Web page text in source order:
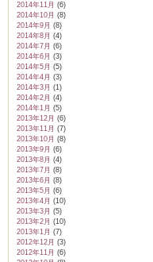
2014年11月 (6)
2014年10月 (8)
2014年9月 (8)
2014年8月 (4)
2014年7月 (6)
2014年6月 (3)
2014年5月 (5)
2014年4月 (3)
2014年3月 (1)
2014年2月 (4)
2014年1月 (5)
2013年12月 (6)
2013年11月 (7)
2013年10月 (8)
2013年9月 (6)
2013年8月 (4)
2013年7月 (8)
2013年6月 (8)
2013年5月 (6)
2013年4月 (10)
2013年3月 (5)
2013年2月 (10)
2013年1月 (7)
2012年12月 (3)
2012年11月 (6)